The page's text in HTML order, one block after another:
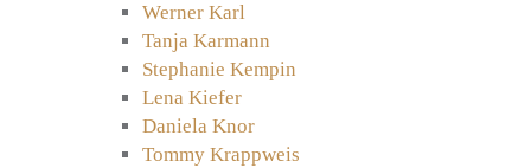
Werner Karl
Tanja Karmann
Stephanie Kempin
Lena Kiefer
Daniela Knor
Tommy Krappweis